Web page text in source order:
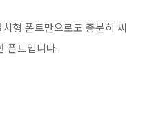
형 폰트만으로도 충분히 써
폰트입니다.